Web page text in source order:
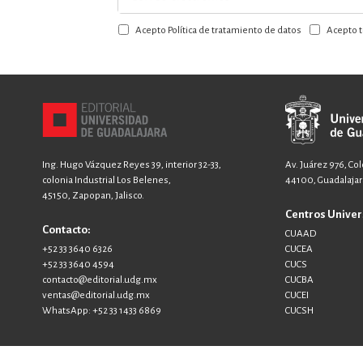
a
nuestroAcepto Política de tratamiento de datos Acepto
Ing. Hugo Vázquez Reyes 39, interior 32-33,
colonia Industrial Los Belenes,
45150, Zapopan, Jalisco.
Contacto:
+52 33 3640 6326
+52 33 3640 4594
contacto@editorial.udg.mx
ventas@editorial.udg.mx
WhatsApp: +52 33 1433 6869
Av. Juárez 976,
44100,
Centros
CUAAD
CUCEA
CUCS
CUCBA
CUCEI
CUCSH